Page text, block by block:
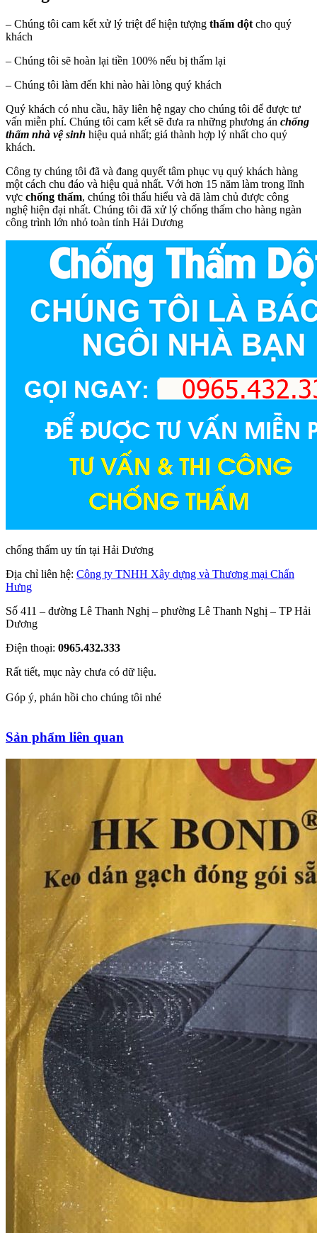
– Chúng tôi cam kết xử lý triệt để hiện tượng thấm dột cho quý
khách
– Chúng tôi sẽ hoàn lại tiền 100% nếu bị thấm lại
– Chúng tôi làm đến khi nào hài lòng quý khách
Quý khách có nhu cầu, hãy liên hệ ngay cho chúng tôi để được tư
vấn miễn phí. Chúng tôi cam kết sẽ đưa ra những phương án chống
thấm nhà vệ sinh hiệu quả nhất; giá thành hợp lý nhất cho quý
khách.
Công ty chúng tôi đã và đang quyết tâm phục vụ quý khách hàng
một cách chu đáo và hiệu quả nhất. Với hơn 15 năm làm trong lĩnh
vực chống thấm, chúng tôi thấu hiểu và đã làm chủ được công
nghệ hiện đại nhất. Chúng tôi đã xử lý chống thấm cho hàng ngàn
công trình lớn nhỏ toàn tỉnh Hải Dương
chống thấm uy tín tại Hải Dương
Địa chỉ liên hệ: Công ty TNHH Xây dựng và Thương mại Chấn
Hưng
Số 411 – đường Lê Thanh Nghị – phường Lê Thanh Nghị – TP Hải
Dương
Điện thoại: 0965.432.333
Rất tiết, mục này chưa có dữ liệu.
Góp ý, phản hồi cho chúng tôi nhé
Sản phẩm liên quan